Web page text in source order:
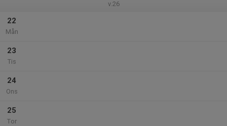
v.26
22
Mån
23
Tis
24
Ons
25
Tor